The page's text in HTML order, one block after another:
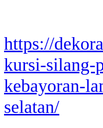
https://
kursi-silang-
kebayoran-
selatan/